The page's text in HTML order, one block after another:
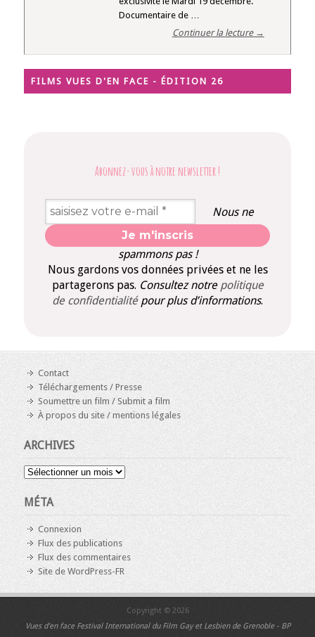
Documentaire de …
Continuer la lecture →
FILMS VUES D'EN FACE - ÉDITION 26
Abonnez-vous à notre newsletter !
Nous ne
spammons pas !
Nous gardons vos données privées et ne les
partagerons pas. Consultez notre politique
de confidentialité pour plus d’informations.
Contact
Téléchargements / Presse
Soumettre un film / Submit a film
À propos du site / mentions légales
ARCHIVES
Archives
MÉTA
Connexion
Flux des publications
Flux des commentaires
Site de WordPress-FR
Copyright © 2026
Vues d'en faceFestival International du Film Gay et Lesbien de Grenoble - BP